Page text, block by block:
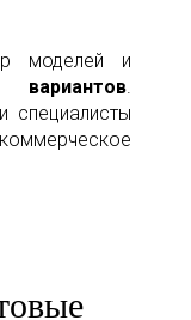
моделей и
вариантов.
специалисты